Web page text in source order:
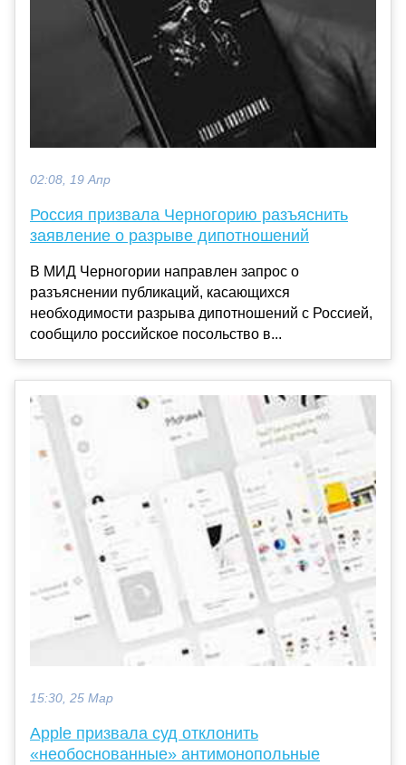
02:08, 19 Апр
Россия призвала Черногорию разъяснить
заявление о разрыве дипотношений
В МИД Черногории направлен запрос о
разъяснении публикаций, касающихся
необходимости разрыва дипотношений с Россией,
сообщило российское посольство в...
15:30, 25 Мар
Apple призвала суд отклонить
«необоснованные» антимонопольные